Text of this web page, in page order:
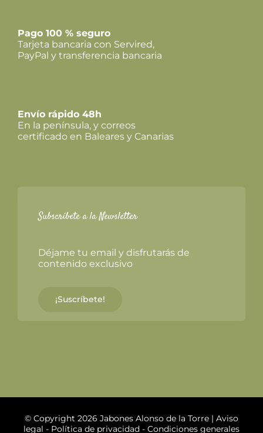
Pago 100 % seguro
Tarjeta bancaria con Servired,
PayPal y transferencia bancaria
Envío rápido 48h
En la península, y correos
certificado en Baleares y Canarias
Subscríbete a la Newsletter
Déjame tu email y disfrutarás de
contenido exclusivo
¡Suscríbete!
© Copyright 2026 Jabones Alonso de la Torre | Aviso
legal - Política de privacidad - Condiciones generales